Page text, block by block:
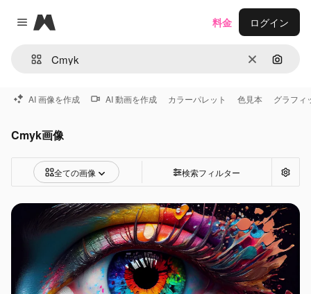
Close menu
Magnific
消去 画像で
料金 ログイン
AI 画像を作成 AI 動画を作成 カラーパレット 色見本 グラフィ
Cmyk画像
全ての画像 検索フィルター